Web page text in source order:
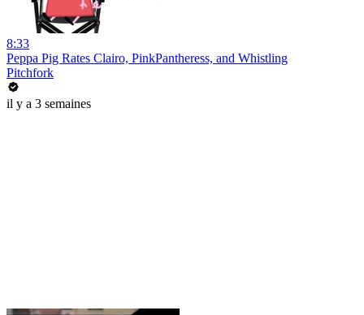
8:33
Peppa Pig Rates Clairo, PinkPantheress, and Whistling
Pitchfork
il y a 3 semaines